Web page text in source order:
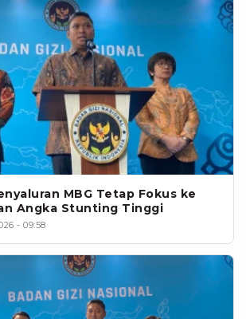
MBG Tetap Fokus ke
Angka Stunting Tinggi
- 09:58